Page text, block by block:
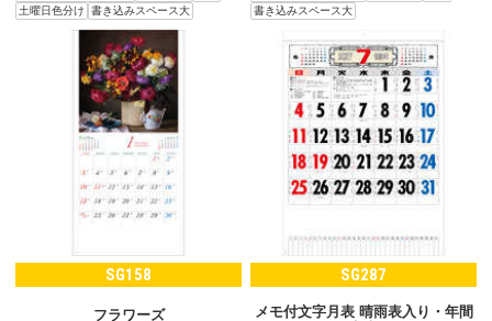
土曜日色分け
書き込みスペース大
書き込みスペース大
SG158
フラワーズ
SG287
メモ付文字月表 晴雨表入り・年間